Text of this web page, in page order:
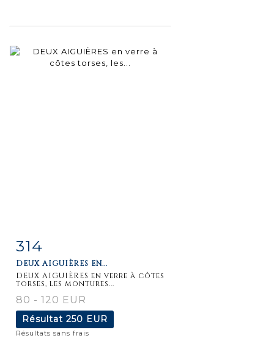
détaillée
314
DEUX AIGUIÈRES EN...
DEUX AIGUIÈRES en verre à côtes
torses, les montures...
80 - 120 EUR
Résultat 250 EUR
Résultats sans frais